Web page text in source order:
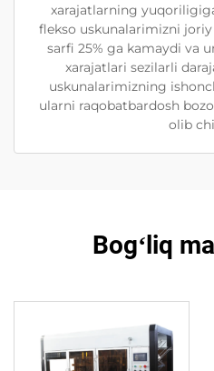
xarajatlarning
flekso uskunalarimizni
sarfi 25% ga kamaydi va
xarajatlari sezilarli
uskunalarimizning
ularni raqobatbardosh
olib
Bogʻliq